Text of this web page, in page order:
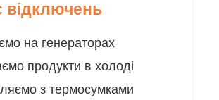
відключень
на генераторах
продукти в холоді
з термосумками